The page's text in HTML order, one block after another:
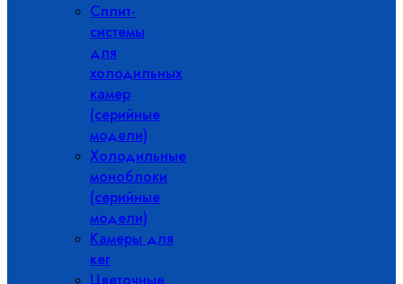
Сплит-
системы
для
холодильных
камер
(серийные
модели)
Холодильные
моноблоки
(серийные
модели)
Камеры для
кег